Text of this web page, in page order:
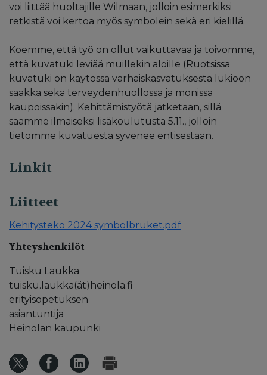
voi liittää huoltajille Wilmaan, jolloin esimerkiksi
retkistä voi kertoa myös symbolein sekä eri kielillä.
Koemme, että työ on ollut vaikuttavaa ja toivomme,
että kuvatuki leviää muillekin aloille (Ruotsissa
kuvatuki on käytössä varhaiskasvatuksesta lukioon
saakka sekä terveydenhuollossa ja monissa
kaupoissakin). Kehittämistyötä jatketaan, sillä
saamme ilmaiseksi lisäkoulutusta 5.11., jolloin
tietomme kuvatuesta syvenee entisestään.
Linkit
Liitteet
Kehitysteko 2024 symbolbruket.pdf
Yhteyshenkilöt
Tuisku Laukka
tuisku.laukka(ät)heinola.fi
erityisopetuksen
asiantuntija
Heinolan kaupunki